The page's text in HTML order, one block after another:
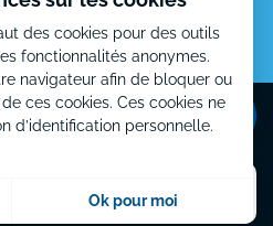
Recherche
Tarifs
Contacter
par email
du site
des cookies pour des outils
fonctionnalités anonymes.
navigateur afin de bloquer ou
ces cookies. Ces cookies ne
d’identification personnelle.
Ok pour moi